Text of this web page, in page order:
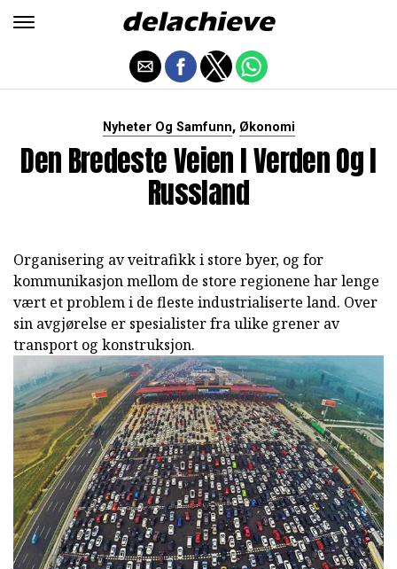
Nyheter Og Samfunn, Økonomi
Den Bredeste Veien I Verden Og I
Russland
Organisering av veitrafikk i store byer, og for
kommunikasjon mellom de store regionene har lenge
vært et problem i de fleste industrialiserte land. Over
sin avgjørelse er spesialister fra ulike grener av
transport og konstruksjon.